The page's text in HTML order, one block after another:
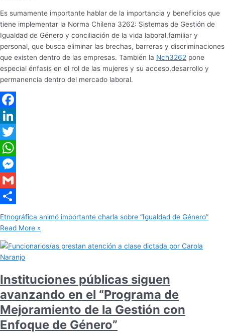
Es sumamente importante hablar de la importancia y beneficios que
tiene implementar la Norma Chilena 3262: Sistemas de Gestión de
Igualdad de Género y conciliación de la vida laboral,familiar y
personal, que busca eliminar las brechas, barreras y discriminaciones
que existen dentro de las empresas. También la Nch3262 pone
especial énfasis en el rol de las mujeres y su acceso,desarrollo y
permanencia dentro del mercado laboral.
Facebook
LinkedIn
Twitter
WhatsApp
Messenger
Gmail
Share
Etnográfica animó importante charla sobre “Igualdad de Género”
Read More »
Instituciones públicas siguen
avanzando en el “Programa de
Mejoramiento de la Gestión con
Enfoque de Género”